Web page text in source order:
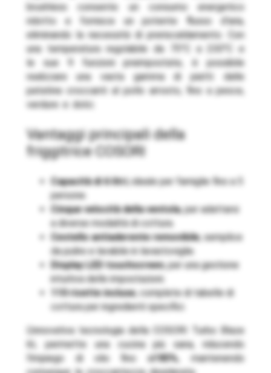
brushless consente un consumo energetico
ridotto e fornisce un potente flusso d’aria,
eliminando la necessità di preriscaldamento. Con
una temperatura regolabile da 75°C a 230°C e
le sue 9 funzioni preimpostate, è possibile
realizzare una vasta gamma di piatti: dalle
patatine croccanti al pollo arrosto, fino a pesce,
verdure e dolci.
Vantaggi principali della
friggitrice COSORI
Capacità di 6 litri, ideale per famiglie fino a 5
persone.
Cinque velocità della ventola, per adattarsi
a diverse modalità di cottura.
Cestello antiaderente removibile, semplice
da pulire e lavabile in lavastoviglie.
Display LED touchscreen, per una gestione
intuitiva delle impostazioni.
110 ricette incluse, complete di tabelle di
cottura per ingredienti specifici.
L’innovativa tecnologia della COSORI Turbo Blaze
6L permette una cucina più sana, riducendo
l’impiego di olio fino all’85%, mantenendo